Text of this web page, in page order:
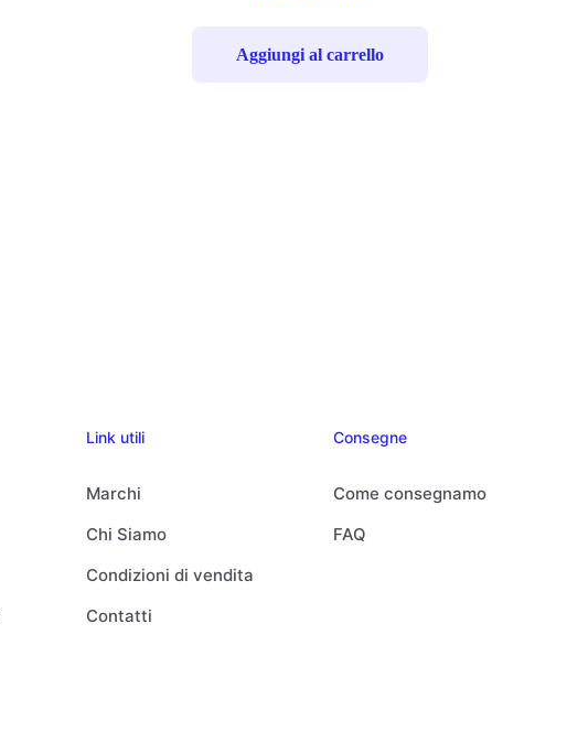
Aggiungi al carrello
Link utili
Marchi
Chi Siamo
Condizioni di vendita
Contatti
Consegne
Come consegnamo
FAQ